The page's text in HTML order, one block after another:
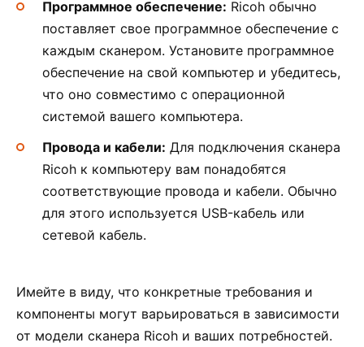
Программное обеспечение: Ricoh обычно
поставляет свое программное обеспечение с
каждым сканером. Установите программное
обеспечение на свой компьютер и убедитесь,
что оно совместимо с операционной
системой вашего компьютера.
Провода и кабели: Для подключения сканера
Ricoh к компьютеру вам понадобятся
соответствующие провода и кабели. Обычно
для этого используется USB-кабель или
сетевой кабель.
Имейте в виду, что конкретные требования и
компоненты могут варьироваться в зависимости
от модели сканера Ricoh и ваших потребностей.